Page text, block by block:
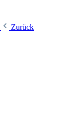
Zurück